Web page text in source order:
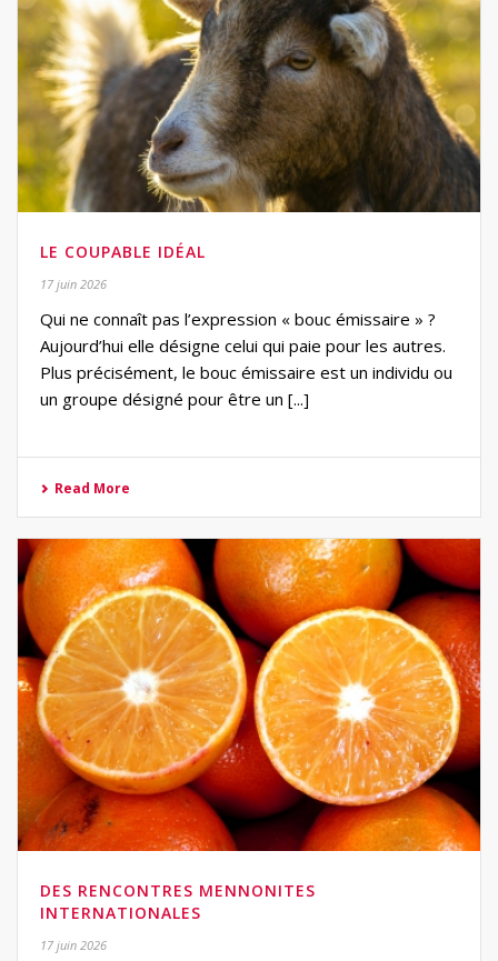
LE COUPABLE IDÉAL
17 juin 2026
Qui ne connaît pas l’expression « bouc émissaire » ?
Aujourd’hui elle désigne celui qui paie pour les autres.
Plus précisément, le bouc émissaire est un individu ou
un groupe désigné pour être un [...]
Read More
DES RENCONTRES MENNONITES
INTERNATIONALES
17 juin 2026